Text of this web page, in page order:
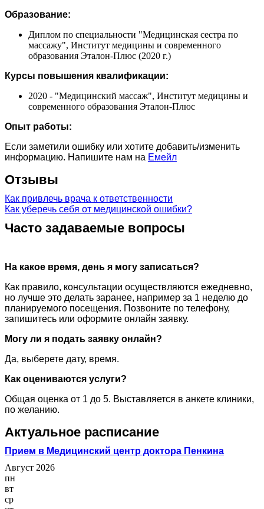
Образование:
Диплом по специальности "Медицинская сестра по
массажу", Институт медицины и современного
образования Эталон-Плюс (2020 г.)
Курсы повышения квалификации:
2020 - "Медицинский массаж", Институт медицины и
современного образования Эталон-Плюс
Опыт работы:
Если заметили ошибку или хотите добавить/изменить
информацию. Напишите нам на Емейл
Отзывы
Как привлечь врача к ответственности
Как уберечь себя от медицинской ошибки?
Часто задаваемые вопросы
На какое время, день я могу записаться?
Как правило, консультации осуществляются ежедневно,
но лучше это делать заранее, например за 1 неделю до
планируемого посещения. Позвоните по телефону,
запишитесь или оформите онлайн заявку.
Могу ли я подать заявку онлайн?
Да, выберете дату, время.
Как оцениваются услуги?
Общая оценка от 1 до 5. Выставляется в анкете клиники,
по желанию.
Актуальное расписание
Прием в Медицинский центр доктора Пенкина
Август 2026
пн
вт
ср